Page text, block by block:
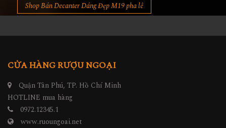
Shop Bán Decanter Dáng Đẹp M19 pha lê
CỬA HÀNG RƯỢU NGOẠI
Quận Tân Phú, TP. Hồ Chí Minh
HOTLINE mua hàng
0972.12345.1
www.ruoungoai.net